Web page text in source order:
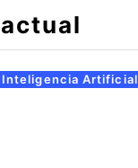
Inteligencia Artificial